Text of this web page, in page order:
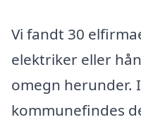
Vi fandt 30
elektriker eller
omegn herunder.
kommunefindes